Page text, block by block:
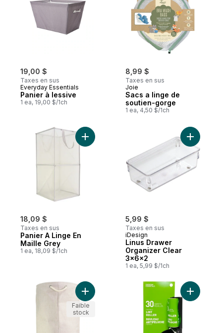
19,00 $
Taxes en sus
Everyday Essentials
Panier à lessive
1 ea, 19,00 $/1ch
8,99 $
Taxes en sus
Joie
Sacs a linge de
soutien-gorge
1 ea, 4,50 $/1ch
18,09 $
Taxes en sus
Panier A Linge En
Maille Grey
1 ea, 18,09 $/1ch
Ajouter Panier A Linge En Maille Grey au
5,99 $
Taxes en sus
iDesign
Linus Drawer
Organizer Clear
3x6x2
1 ea, 5,99 $/1ch
Ajouter
Ajouter Panier a linge doux a rayures au
Faible
stock
Ajouter